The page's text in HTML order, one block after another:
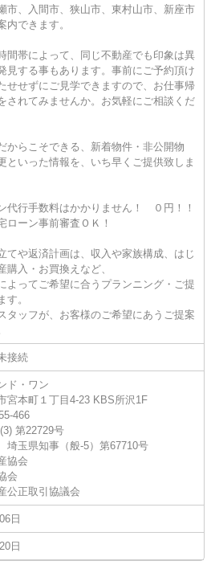
市、入間市、狭山市、東村山市、新座市
内できます。
間帯によって、同じ不動産でも印象は異
見する事もあります。事前にご予約頂け
せせずにご見学できますので、お仕事帰
されてみませんか。お気軽にご相談くだ
からこそできる、新着物件・非公開物
といった情報を、いち早くご提供致しま
代行手数料はかかりません！ ０円！！
ーン事前審査ＯＫ！
てや返済計画は、収入や家族構成、はじ
購入・お買換えなど、
よってご希望に合うプランニング・ご提
す。
タッフが、お客様のご希望にあうご提案
接続
ド・ワン
宮本町１丁目4-23 KBS所沢1F
466
第22729号
玉県知事（般-5）第67710号
協会
会
公正取引協議会
日
日